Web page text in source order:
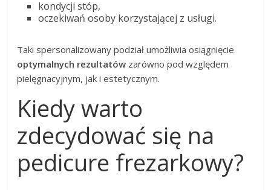
kondycji stóp,
oczekiwań osoby korzystającej z usługi.
Taki spersonalizowany podział umożliwia osiągnięcie
optymalnych rezultatów zarówno pod względem
pielęgnacyjnym, jak i estetycznym.
Kiedy warto
zdecydować się na
pedicure frezarkowy?